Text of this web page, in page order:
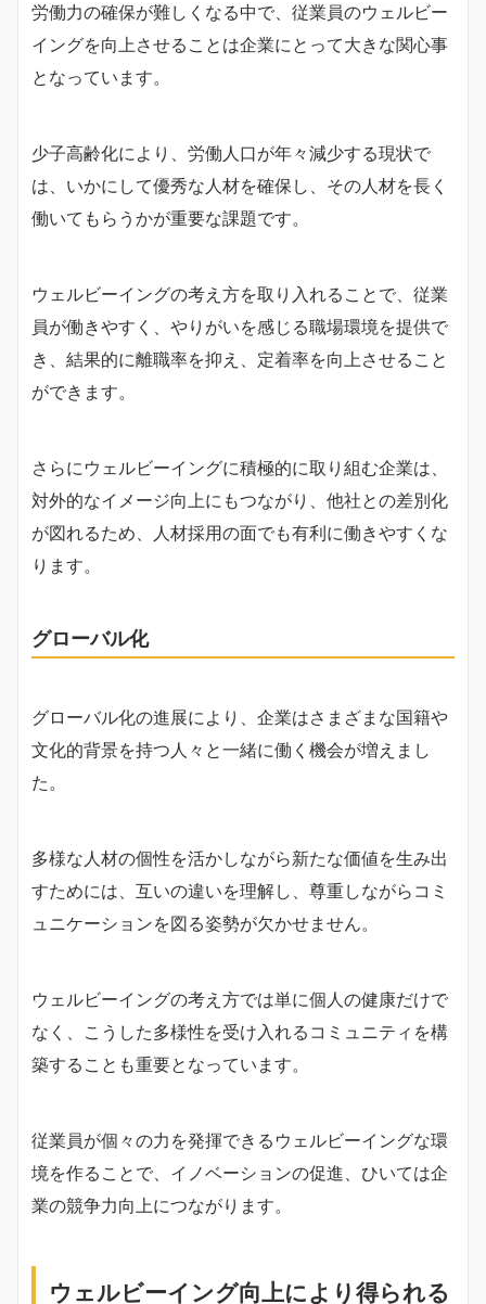
労働力の確保が難しくなる中で、従業員のウェルビー
イングを向上させることは企業にとって大きな関心事
となっています。
少子高齢化により、労働人口が年々減少する現状で
は、いかにして優秀な人材を確保し、その人材を長く
働いてもらうかが重要な課題です。
ウェルビーイングの考え方を取り入れることで、従業
員が働きやすく、やりがいを感じる職場環境を提供で
き、結果的に離職率を抑え、定着率を向上させること
ができます。
さらにウェルビーイングに積極的に取り組む企業は、
対外的なイメージ向上にもつながり、他社との差別化
が図れるため、人材採用の面でも有利に働きやすくな
ります。
グローバル化
グローバル化の進展により、企業はさまざまな国籍や
文化的背景を持つ人々と一緒に働く機会が増えまし
た。
多様な人材の個性を活かしながら新たな価値を生み出
すためには、互いの違いを理解し、尊重しながらコミ
ュニケーションを図る姿勢が欠かせません。
ウェルビーイングの考え方では単に個人の健康だけで
なく、こうした多様性を受け入れるコミュニティを構
築することも重要となっています。
従業員が個々の力を発揮できるウェルビーイングな環
境を作ることで、イノベーションの促進、ひいては企
業の競争力向上につながります。
ウェルビーイング向上により得られる